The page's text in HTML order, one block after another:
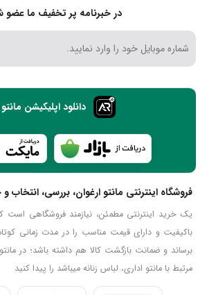
در خبرنامه پر تخفیف ما عضو
دانلود اپلیکیشن
فروشگاه اینترنتی مانتو ارغوان، بررسی، انتخاب
یک خرید اینترنتی مطمئن، نیازمند فروشگاهی است که
باکیفیت و دارای قیمت مناسب را در مدت زمانی
برساند و ضمانت بازگشت کالا هم داشته باشد؛ در
مرتبط با مانتو اداری، لباس زنانه میباشد را پیدا کنید